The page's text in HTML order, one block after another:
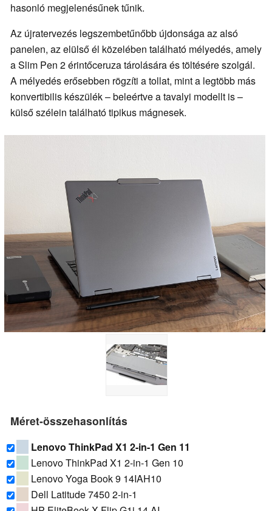
hasonló megjelenésűnek tűnik.
Az újratervezés legszembetűnőbb újdonsága az alsó
panelen, az elülső él közelében található mélyedés, amely
a Slim Pen 2 érintőceruza tárolására és töltésére szolgál.
A mélyedés erősebben rögzíti a tollat, mint a legtöbb más
konvertibilis készülék – beleértve a tavalyi modellt is –
külső szélein található tipikus mágnesek.
Méret-összehasonlítás
Lenovo ThinkPad X1 2-in-1 Gen 11
Lenovo ThinkPad X1 2-in-1 Gen 10
Lenovo Yoga Book 9 14IAH10
Dell Latitude 7450 2-in-1